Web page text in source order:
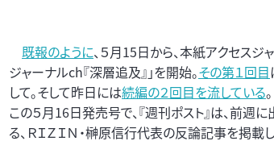
既報のように、５月15日から、本紙アクセスジ
ジャーナルch『深層追及』」を開始。その第１回目
して。そして昨日には続編の２回目を流している。
この５月16日発売号で、『週刊ポスト』は、前週
る、ＲＩＺＩＮ・榊原信行代表の反論記事を掲